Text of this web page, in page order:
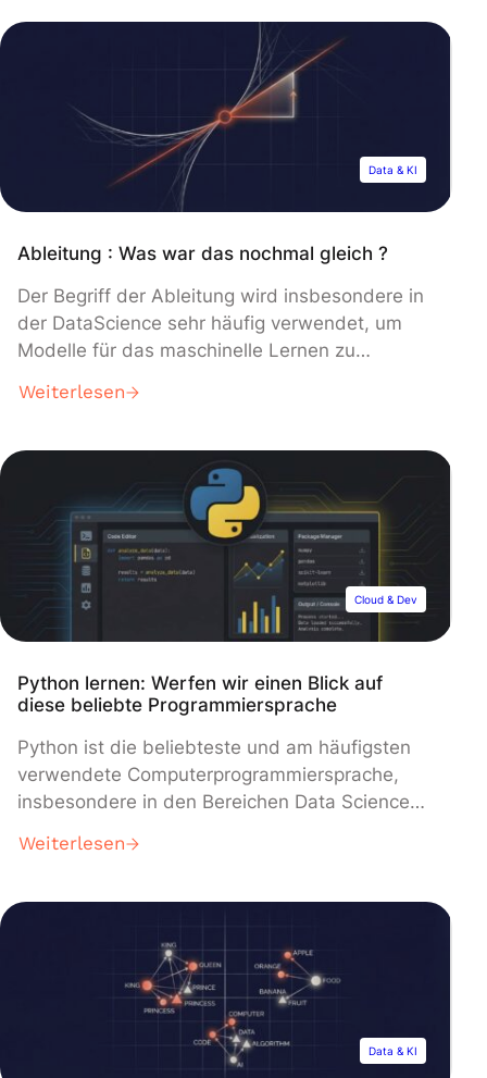
PyGame ist eine Python-Bibliothek, die der
Entwicklung von Videospielen gewidmet ist.
Data & KI
Ableitung : Was war das nochmal gleich ?
Der Begriff der Ableitung wird insbesondere in
der DataScience sehr häufig verwendet, um
Modelle für das maschinelle Lernen zu
wahrscheinlich in der Schule gesehen hast,
Werkzeugs viel breiter gefächert, und wir
werden am Ende dieses Artikels darauf
zurückkommen. In diesem Artikel erfährst Du
zunächst, […]
Weiterlesen
Cloud & Dev
Python lernen: Werfen wir einen Blick auf
diese beliebte Programmiersprache
Python ist die beliebteste und am häufigsten
verwendete Computerprogrammiersprache,
insbesondere in den Bereichen Data Science
was Du wissen musst, wenn du Python lernen
Anwendungen, Vorteile, Schulungen… Python
ist eine allgemeine
Computerprogrammiersprache. Im Gegensatz
zu HTML, CSS oder JavaScript ist ihre
Verwendung daher nicht auf die […]
Weiterlesen
Data & KI